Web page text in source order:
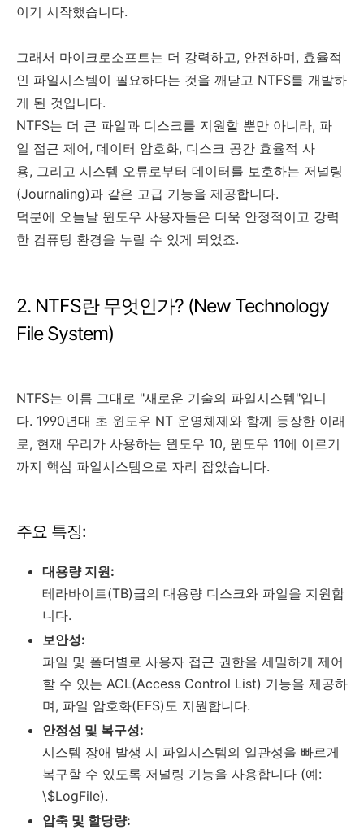
이기 시작했습니다.
그래서 마이크로소프트는 더 강력하고, 안전하며, 효율적
인 파일시스템이 필요하다는 것을 깨닫고 NTFS를 개발하
게 된 것입니다.
NTFS는 더 큰 파일과 디스크를 지원할 뿐만 아니라, 파
일 접근 제어, 데이터 암호화, 디스크 공간 효율적 사
용, 그리고 시스템 오류로부터 데이터를 보호하는 저널링
(Journaling)과 같은 고급 기능을 제공합니다.
덕분에 오늘날 윈도우 사용자들은 더욱 안정적이고 강력
한 컴퓨팅 환경을 누릴 수 있게 되었죠.
2. NTFS란 무엇인가? (New Technology
File System)
NTFS는 이름 그대로 "새로운 기술의 파일시스템"입니
다. 1990년대 초 윈도우 NT 운영체제와 함께 등장한 이래
로, 현재 우리가 사용하는 윈도우 10, 윈도우 11에 이르기
까지 핵심 파일시스템으로 자리 잡았습니다.
주요 특징:
대용량 지원:
테라바이트(TB)급의 대용량 디스크와 파일을 지원합
니다.
보안성:
파일 및 폴더별로 사용자 접근 권한을 세밀하게 제어
할 수 있는 ACL(Access Control List) 기능을 제공하
며, 파일 암호화(EFS)도 지원합니다.
안정성 및 복구성:
시스템 장애 발생 시 파일시스템의 일관성을 빠르게
복구할 수 있도록 저널링 기능을 사용합니다 (예:
\$LogFile).
압축 및 할당량: